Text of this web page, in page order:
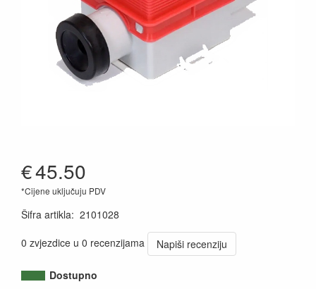
€45.50
*Cijene uključuju PDV
Šifra artikla: 2101028
0 zvjezdice u 0 recenzijama
Napiši recenziju
Dostupno